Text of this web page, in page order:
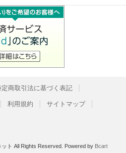
定商取引法に基づく表記
利用規約 サイトマップ
ト All Rights Reserved. Powered by Bcart